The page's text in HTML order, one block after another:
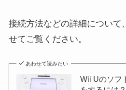
接続方法などの詳細について
せてご覧ください。
あわせて読みたい
Wii Uのソフ